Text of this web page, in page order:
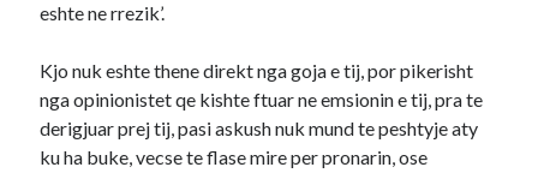
eshte ne rrezik’.
Kjo nuk eshte thene direkt nga goja e tij, por pikerisht
nga opinionistet qe kishte ftuar ne emsionin e tij, pra te
derigjuar prej tij, pasi askush nuk mund te peshtyje aty
ku ha buke, vecse te flase mire per pronarin, ose